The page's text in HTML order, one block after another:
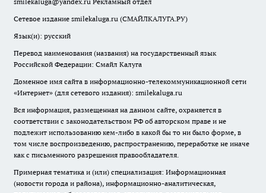
Сетевое издание smilekaluga.ru (СМАЙЛКАЛУГА.РУ)
Язык(и): русский
Перевод наименования (названия) на государственный язык
Российской Федерации: Смайл Калуга
Доменное имя сайта в информационно-телекоммуникационной сети
«Интернет» (для сетевого издания): smilekaluga.ru
Вся информация, размещенная на данном сайте, охраняется в
соответствии с законодательством РФ об авторском праве и не
подлежит использованию кем-либо в какой бы то ни было форме, в
том числе воспроизведению, распространению, переработке не иначе
как с письменного разрешения правообладателя.
Примерная тематика и (или) специализация: Информационная
(новости города и района), информационно-аналитическая,